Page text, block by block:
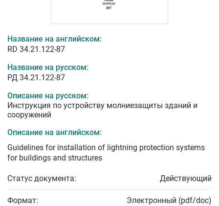
Название на английском:
RD 34.21.122-87
Название на русском:
РД 34.21.122-87
Описание на русском:
Инструкция по устройству молниезащиты зданий и
сооружений
Описание на английском:
Guidelines for installation of lightning protection systems
for buildings and structures
Статус документа: Действующий
Формат: Электронный (pdf/doc)